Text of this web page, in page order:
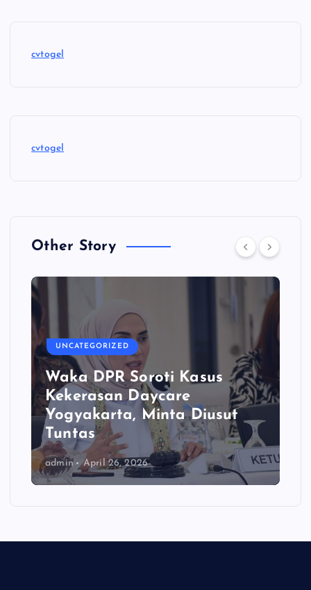
cvtogel
cvtogel
Other Story
UNCATEGORIZED
Waka DPR Soroti Kasus
Kekerasan Daycare
Yogyakarta, Minta Diusut
Tuntas
admin April 26, 2026